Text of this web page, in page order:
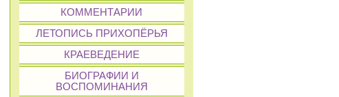
КОММЕНТАРИИ
ЛЕТОПИСЬ ПРИХОПЁРЬЯ
КРАЕВЕДЕНИЕ
БИОГРАФИИ И
ВОСПОМИНАНИЯ